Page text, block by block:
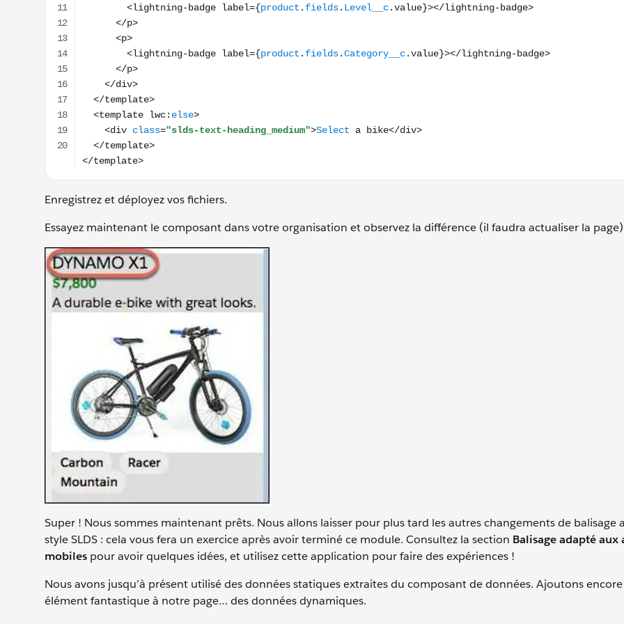
Enregistrez et déployez vos fichiers.
Essayez maintenant le composant dans votre organisation et observez la différence (il faudra actualiser la
Super ! Nous sommes maintenant prêts. Nous allons laisser pour plus tard les autres changements de balisage
style SLDS : cela vous fera un exercice après avoir terminé ce module. Consultez la section Balisage adapté aux
mobiles pour avoir quelques idées, et utilisez cette application pour faire des expériences !
Nous avons jusqu’à présent utilisé des données statiques extraites du composant de données. Ajoutons
élément fantastique à notre page… des données dynamiques.